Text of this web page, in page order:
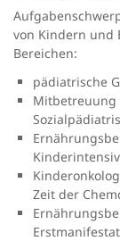
von Kindern und
Bereichen:
pädiatrische
Zeit der